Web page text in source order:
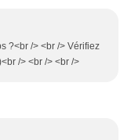
?<br /> <br /> Vérifiez
/> <br /> <br />